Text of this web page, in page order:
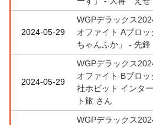
2024-05-29
WGPデラックス
オファイト Aブロ
ちゃんふか」 - 先
2024-05-29
WGPデラックス
オファイト Bブロ
社ホビット インタ
ト旅 さん
WGPデラックス